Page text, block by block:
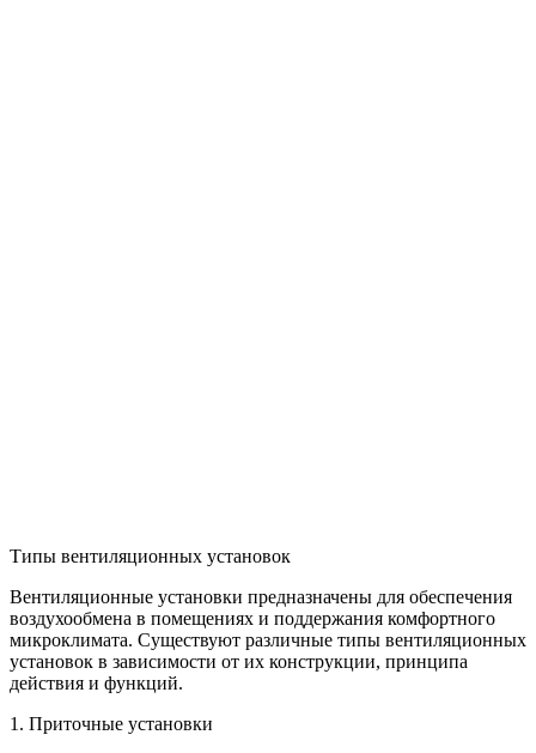
Типы вентиляционных установок
Вентиляционные установки предназначены для обеспечения
воздухообмена в помещениях и поддержания комфортного
микроклимата. Существуют различные типы вентиляционных
установок в зависимости от их конструкции, принципа
действия и функций.
1. Приточные установки